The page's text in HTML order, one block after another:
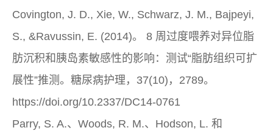
Covington, J. D., Xie, W., Schwarz, J. M., Bajpeyi,
S., &Ravussin, E. (2014)。 8 周过度喂养对异位脂
肪沉积和胰岛素敏感性的影响：测试“脂肪组织可扩
展性”推测。糖尿病护理，37(10)，2789。
https://doi.org/10.2337/DC14-0761
Parry, S. A.、Woods, R. M.、Hodson, L. 和